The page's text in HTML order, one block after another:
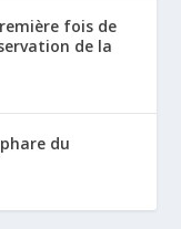
fois de
de la
du